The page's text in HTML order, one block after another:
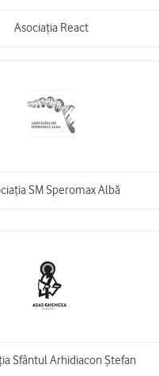
Asociaţia React
SM Speromax Albă
Sfântul Arhidiacon Ştefan